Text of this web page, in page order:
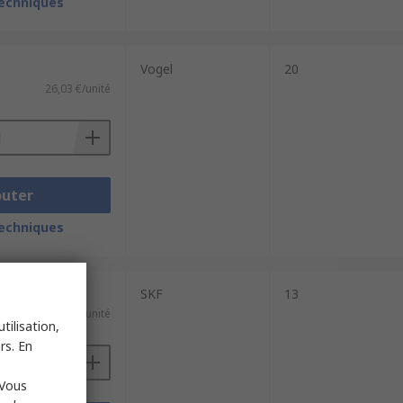
26,03 €/unité
Vogel 20
51,92 €/unité
SKF
13
En